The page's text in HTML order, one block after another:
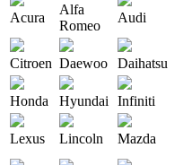
Acura
Alfa
Romeo
Audi
Citroen Daewoo Daihatsu
Honda Hyundai Infiniti
Lexus Lincoln Mazda